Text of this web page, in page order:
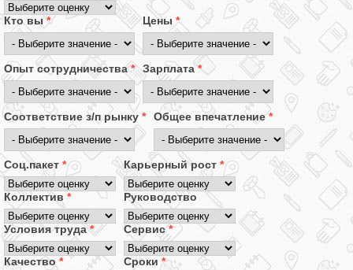
Кто вы* Цены *
Опыт сотрудничества* Зарплата*
Соответствие з/п рынку * Общее впечатление*
Соц.пакет * Карьерный рост *
Коллектив * Руководство
Условия труда * Сервис*
Качество * Сроки *